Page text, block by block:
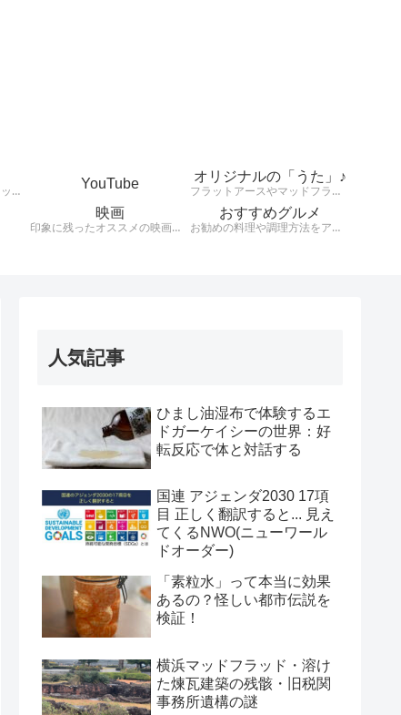
天動説、地球平面説、フラットアース、大地は平、太陽は小さくて高度上空存在している。様々な説を検証します。
YouTube
オリジナルの「うた」♪
フラットアースやマッドフラッド、健康や興味のあることをオリジナルの歌詞とリズムで発信！！！！
映画
印象に残ったオススメの映画を紹介します。
おすすめグルメ
お勧めの料理や調理方法をアウトプットする。
人気記事
ひまし油湿布で体験するエ
ドガーケイシーの世界：好
転反応で体と対話する
国連 アジェンダ2030 17項
目 正しく翻訳すると... 見え
てくるNWO(ニューワール
ドオーダー)
「素粒水」って本当に効果
あるの？怪しい都市伝説を
検証！
横浜マッドフラッド・溶け
た煉瓦建築の残骸・旧税関
事務所遺構の謎